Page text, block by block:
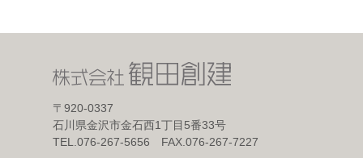
〒920-0337
石川県金沢市金石西1丁目5番33号
TEL.076-267-5656 FAX.076-267-7227